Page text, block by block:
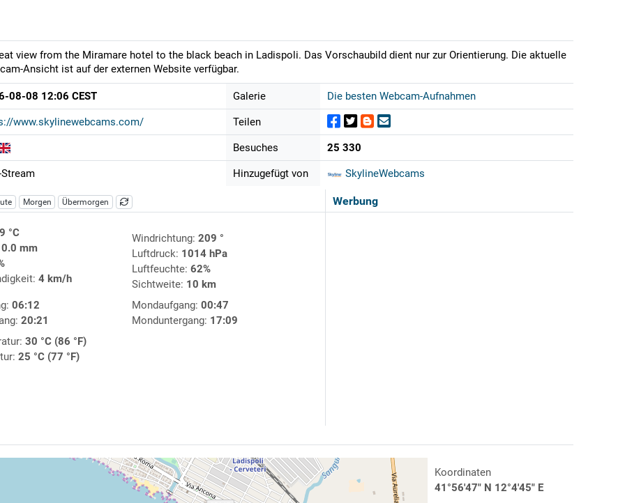
view from the Miramare hotel to the black beach in Ladispoli. Das Vorschaubild dient nur zur Orientierung. Die aktuelle
Ansicht ist auf der externen Website verfügbar.
08-08 12:06 CEST
www.skylinewebcams.com/
Stream
Galerie Die besten Webcam-Aufnahmen
Teilen
Besuches 25 330
Hinzugefügt von SkylineWebcams
Werbung
Morgen Übermorgen
°C
0.0 mm
4 km/h
Windrichtung: 209 °
Luftdruck: 1014 hPa
Luftfeuchte: 62%
Sichtweite: 10 km
06:12
20:21
Mondaufgang: 00:47
Monduntergang: 17:09
30 °C (86 °F)
25 °C (77 °F)
Koordinaten
41°56'47" N 12°4'45" E